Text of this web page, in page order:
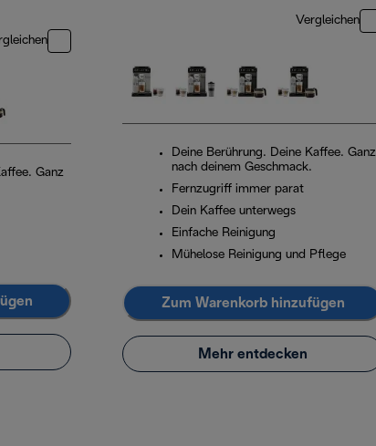
Ganz
Vergleichen
Deine Berührung. Deine Kaffee. Ganz
nach deinem Geschmack.
Fernzugriff immer parat
Dein Kaffee unterwegs
Einfache Reinigung
Mühelose Reinigung und Pflege
Zum Warenkorb hinzufügen
Mehr entdecken